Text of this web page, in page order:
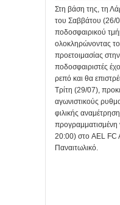
Στη βάση της, τη
του Σαββάτου (26/
ποδοσφαιρικού
ολοκληρώνοντας το
προετοιμασίας
ποδοσφαιριστές
ρεπό και θα
Τρίτη (29/07),
αγωνιστικούς
φιλικής
20:00) στο AEL FC
Παναιτωλικό.